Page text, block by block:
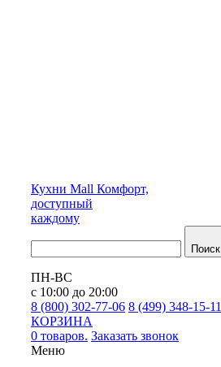
Кухни Mall Комфорт,
доступный
каждому
Поиск
ПН-ВС
с 10:00 до 20:00
8 (800) 302-77-06 8 (499) 348-15-11
КОРЗИНА
0 товаров. Заказать звонок
Меню